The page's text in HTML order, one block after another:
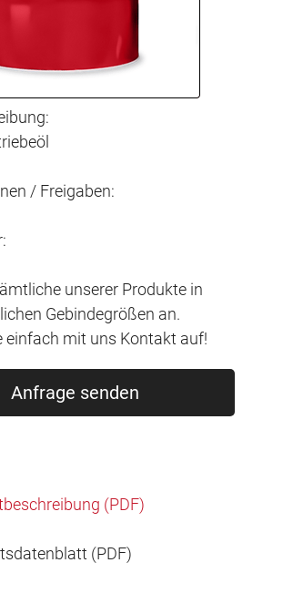
/ Freigaben:
unserer Produkte in
Gebindegrößen an.
einfach mit uns Kontakt auf!
Anfrage senden
(PDF)
(PDF)